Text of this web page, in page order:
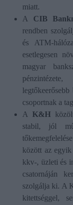
miatt.
A CIB
rendben
és ATM-
esetlegesen
magyar
csoportnak a
A K&H
stabil, jól
között az
kkv-, üzleti és
csatornáján
szolgálja ki. A
kitettséggel,